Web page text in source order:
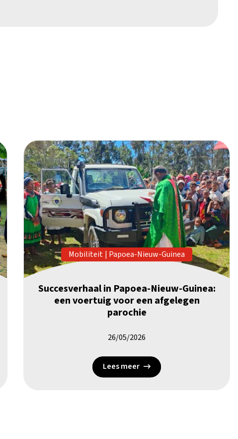
Mobiliteit | Papoea-Nieuw-Guinea
Succesverhaal in Papoea-Nieuw-Guinea:
een voertuig voor een afgelegen
parochie
26/05/2026
Lees meer